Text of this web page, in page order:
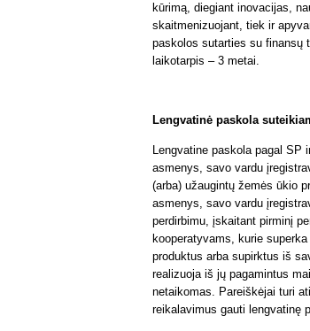
kūrimą, diegiant inovacijas,
skaitmenizuojant, tiek ir
paskolos sutarties su finansų
laikotarpis – 3 metai.
Lengvatinė paskola
Lengvatine paskola pagal
asmenys, savo vardu
(arba) užaugintų žemės ūkio
asmenys, savo vardu
perdirbimu, įskaitant pirminį
kooperatyvams, kurie
produktus arba supirktus iš
realizuoja iš jų pagamintus
netaikomas. Pareiškėjai turi
reikalavimus gauti lengvatinę